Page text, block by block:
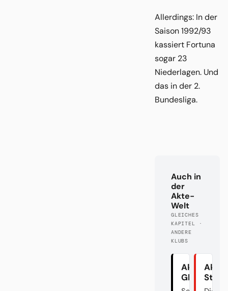
Allerdings: In der
Saison 1992/93
kassiert Fortuna
sogar 23
Niederlagen. Und
das in der 2.
Bundesliga.
Auch in
der
Akte-
Welt
GLEICHES
KAPITEL ·
ANDERE
KLUBS
Akte
Gladbach
Akte